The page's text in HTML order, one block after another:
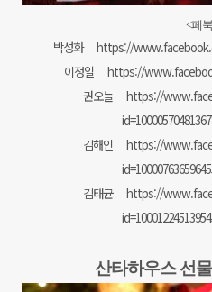
<페
박성화
https://
이정일
https://
권오늘
https://
김해인
https://
김태균
https://
산타하우스 선